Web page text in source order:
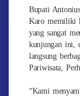
Bupati
Karo memiliki
yang sangat
kunjungan ini,
langsung
Pariwisata,
“Kami